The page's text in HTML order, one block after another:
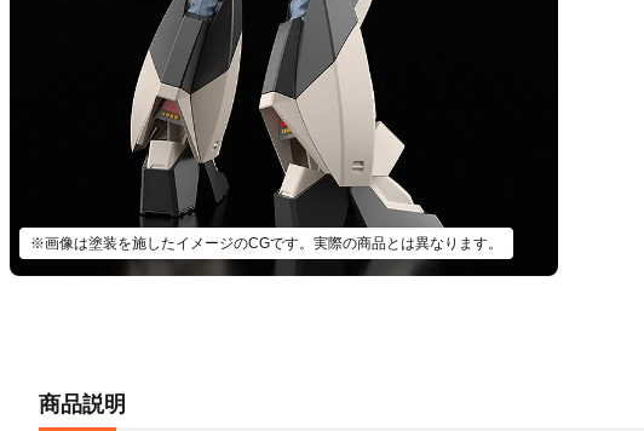
※画像は塗装を施したイメージのCGです。実際の商品とは異なります。
商品説明